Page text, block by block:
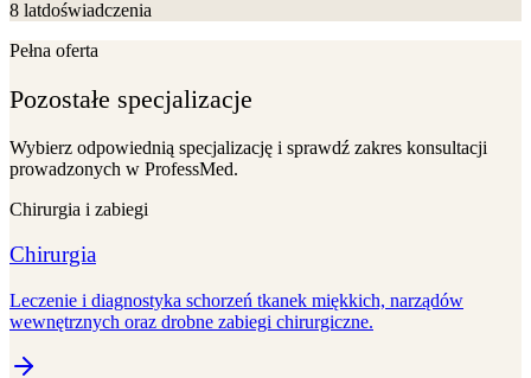
8 latdoświadczenia
Pełna oferta
Pozostałe specjalizacje
Wybierz odpowiednią specjalizację i sprawdź zakres konsultacji
prowadzonych w ProfessMed.
Chirurgia i zabiegi
Chirurgia
Leczenie i diagnostyka schorzeń tkanek miękkich, narządów
wewnętrznych oraz drobne zabiegi chirurgiczne.